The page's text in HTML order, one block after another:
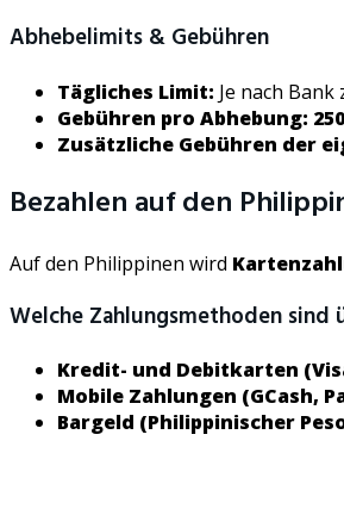
Abhebelimits & Gebühren
Tägliches Limit: Je nach Bank
Gebühren pro Abhebung:
Zusätzliche Gebühren der
Bezahlen auf den
Auf den Philippinen wird
Welche Zahlungsmethoden sind
Kredit- und Debitkarten
Mobile Zahlungen (GCash,
Bargeld (Philippinischer